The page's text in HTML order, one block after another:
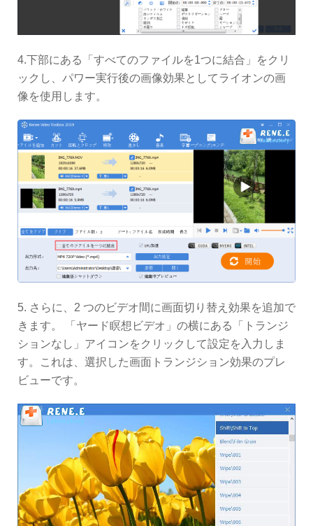
4.下部にある「すべてのファイルを1つに結合」をクリ
ックし、パワー実行後の画像効果としてライオンの画
像を使用します。
5. さらに、2 つのビデオ間に画面切り替え効果を追加で
きます。 「ヤード瞑想ビデオ」の横にある「トランジ
ションなし」アイコンをクリックして設定を入力しま
す。これは、選択した画面トランジション効果のプレ
ビューです。